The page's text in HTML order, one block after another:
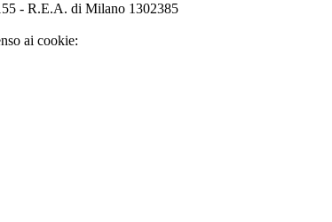
- R.E.A. di Milano 1302385
ai cookie: